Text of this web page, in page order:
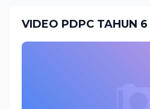
VIDEO PDPC TAHUN 6